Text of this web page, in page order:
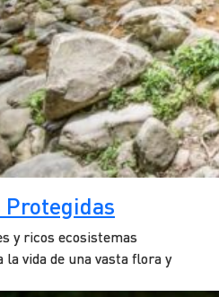
y ricos ecosistemas
la vida de una vasta flora y